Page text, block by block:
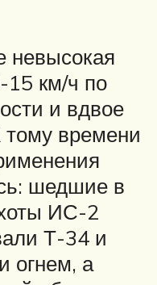
15 км/ч по
и вдвое
времени
шедшие в
ИС-2
Т-34 и
огнем, а